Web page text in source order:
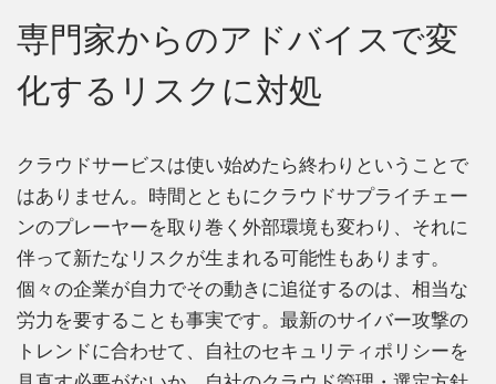
専門家からのアドバイスで変
化するリスクに対処
クラウドサービスは使い始めたら終わりということで
はありません。時間とともにクラウドサプライチェー
ンのプレーヤーを取り巻く外部環境も変わり、それに
伴って新たなリスクが生まれる可能性もあります。
個々の企業が自力でその動きに追従するのは、相当な
労力を要することも事実です。最新のサイバー攻撃の
トレンドに合わせて、自社のセキュリティポリシーを